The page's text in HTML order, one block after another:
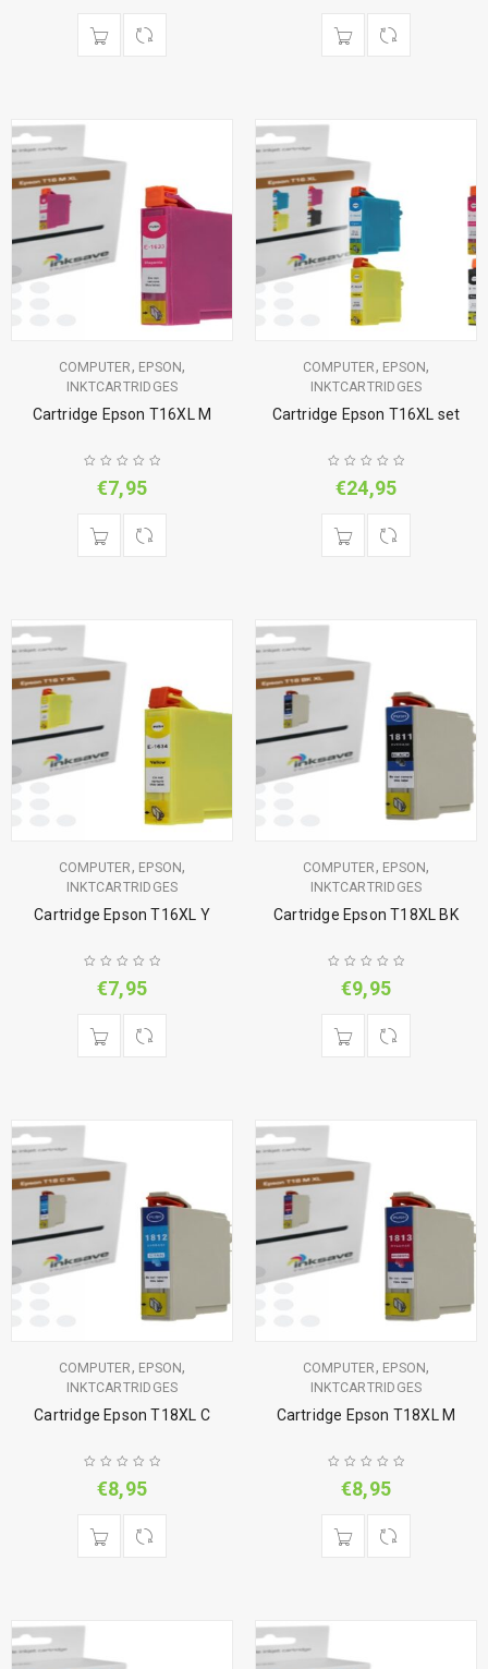
COMPUTER, EPSON,
INKTCARTRIDGES
Cartridge Epson T16XL M
€7,95
COMPUTER, EPSON,
INKTCARTRIDGES
Cartridge Epson T16XL set
€24,95
COMPUTER, EPSON,
INKTCARTRIDGES
Cartridge Epson T16XL Y
€7,95
COMPUTER, EPSON,
INKTCARTRIDGES
Cartridge Epson T18XL BK
€9,95
COMPUTER, EPSON,
INKTCARTRIDGES
Cartridge Epson T18XL C
€8,95
COMPUTER, EPSON,
INKTCARTRIDGES
Cartridge Epson T18XL M
€8,95